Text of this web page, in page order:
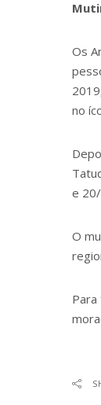
Os
no
e
O